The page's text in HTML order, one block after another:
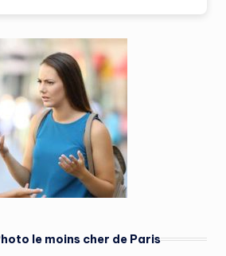
le moins cher de Paris